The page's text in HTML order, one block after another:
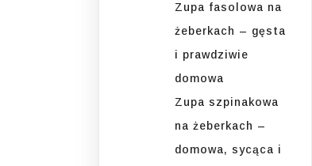
Zupa fasolowa na
żeberkach – gęsta
i prawdziwie
domowa
Zupa szpinakowa
na żeberkach –
domowa, sycąca i